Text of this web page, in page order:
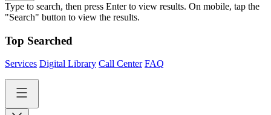
Type to search, then press Enter to view results. On mobile, tap the
"Search" button to view the results.
Top Searched
Services Digital Library Call Center FAQ